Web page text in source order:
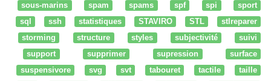
sous-marins
spam spams spf spi
sport
sql
ssh statistiques STAVIRO STL
stlreparer
storming
structure styles subjectivité
suivi
support
supprimer supression
surface
suspensivore
svg svt tabouret tactile
taille